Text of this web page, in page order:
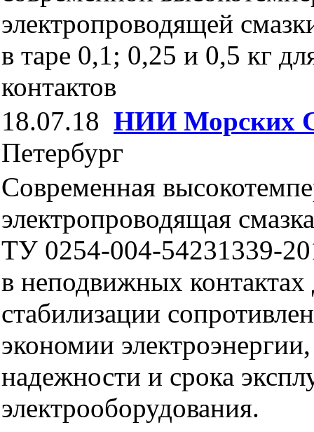
электропроводящей
в таре 0,1; 0,25 и 0,5 кг
контактов
18.07.18 НИИ Морских
Петербург
Современная
электропроводящая
ТУ 0254-004-54231339-
в неподвижных
стабилизации
экономии
надежности и срока
электрооборудования.